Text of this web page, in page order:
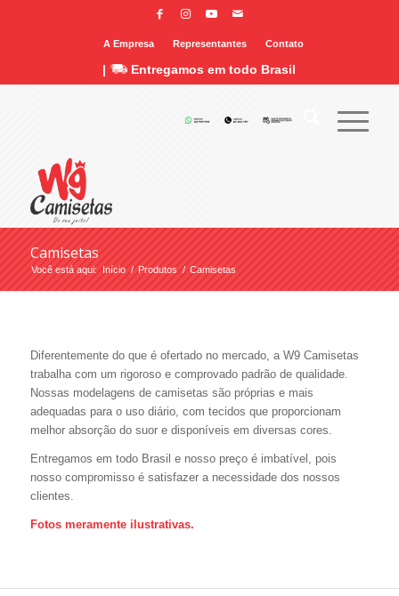
A Empresa Representantes Contato
| Entregamos em todo Brasil
Camisetas
Você está aqui: Início / Produtos / Camisetas
Diferentemente do que é ofertado no mercado, a W9 Camisetas
trabalha com um rigoroso e comprovado padrão de qualidade.
Nossas modelagens de camisetas são próprias e mais
adequadas para o uso diário, com tecidos que proporcionam
melhor absorção do suor e disponíveis em diversas cores.
Entregamos em todo Brasil e nosso preço é imbatível, pois
nosso compromisso é satisfazer a necessidade dos nossos
clientes.
Fotos meramente ilustrativas.